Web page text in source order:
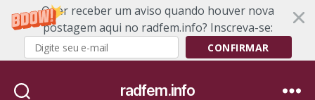
Quer receber um aviso quando houver nova
postagem aqui no radfem.info? Inscreva-se:
CONFIRMAR
radfem.info